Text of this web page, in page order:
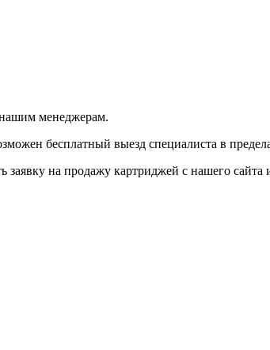
менеджерам.
бесплатный выезд специалиста в
на продажу картриджей с нашего сайта